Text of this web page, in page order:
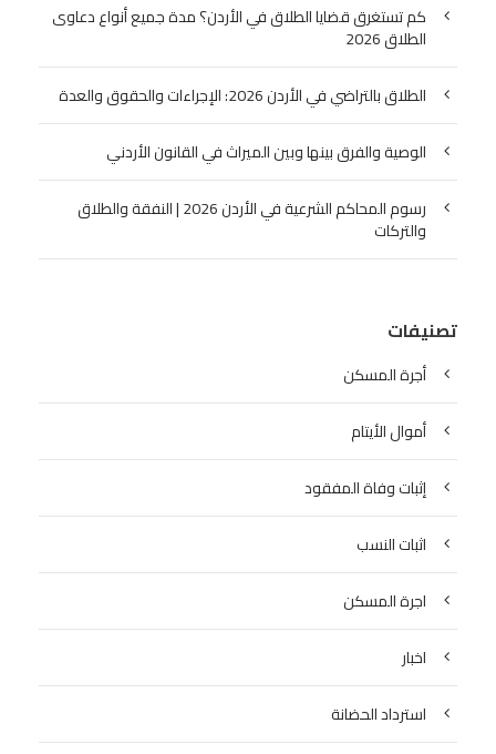
كم تستغرق قضايا الطلاق في الأردن؟ مدة جميع أنواع دعاوى
الطلاق 2026
الطلاق بالتراضي في الأردن 2026: الإجراءات والحقوق والعدة
الوصية والفرق بينها وبين الميراث في القانون الأردني
رسوم المحاكم الشرعية في الأردن 2026 | النفقة والطلاق
والتركات
تصنيفات
أجرة المسكن
أموال الأيتام
إثبات وفاة المفقود
اثبات النسب
اجرة المسكن
اخبار
استرداد الحضانة